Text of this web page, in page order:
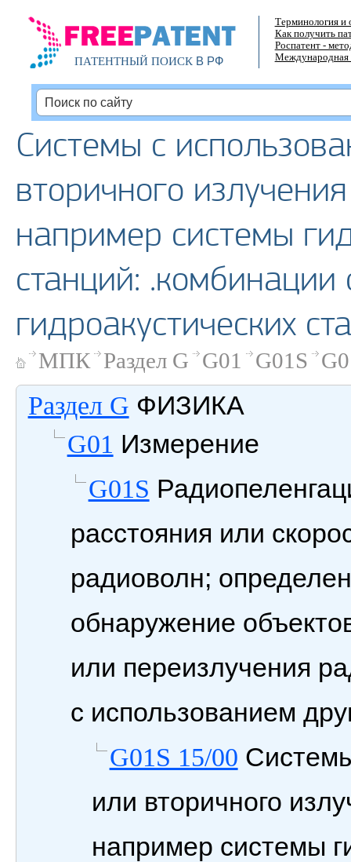
ПАТЕНТНЫЙ ПОИСКВ РФ
Терминология и
Как получить
Роспатент -
Международная
Системы с
вторичного
например системы
станций: .комбинации
гидроакустических
МПК Раздел G G01 G01S
Раздел G ФИЗИКА
G01 Измерение
G01S
расстояния или
радиоволн;
обнаружение
или переизлучения
с использованием
G01S 15/00
или вторичного
например системы